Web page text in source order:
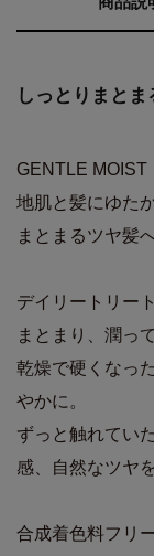
しっとりまとま
GENTLE MOIST
地肌と髪にゆた
まとまるツヤ髪
デイリートリー
まとまり、潤っ
乾燥で硬くなっ
やかに。
ずっと触れてい
感、自然なツヤ
合成着色料フリ